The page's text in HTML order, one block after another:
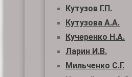
Кутузов Г.П.
Кутузова А.А.
Кучеренко Н.А.
Ларин И.В.
Мильченко С.Г.